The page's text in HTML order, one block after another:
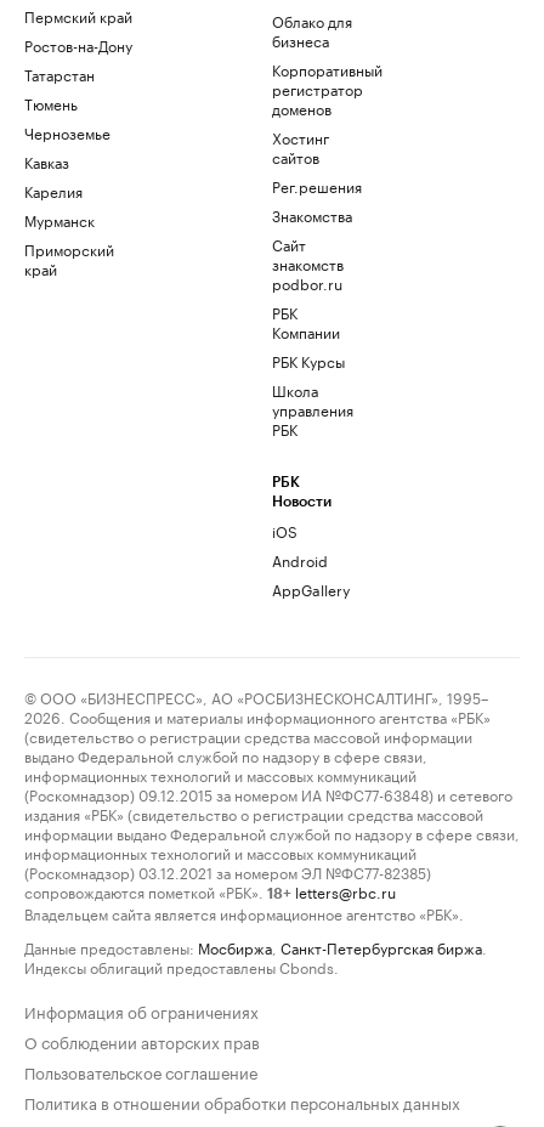
Пермский край
Ростов-на-Дону
Татарстан
Тюмень
Черноземье
Кавказ
Карелия
Мурманск
Приморский
край
Облако для
бизнеса
Корпоративный
регистратор
доменов
Хостинг
сайтов
Рег.решения
Знакомства
Сайт
знакомств
podbor.ru
РБК
Компании
РБК Курсы
Школа
управления
РБК
РБК
Новости
iOS
Android
AppGallery
© ООО «БИЗНЕСПРЕСС», АО «РОСБИЗНЕСКОНСАЛТИНГ», 1995–
2026. Сообщения и материалы информационного агентства «РБК»
(свидетельство о регистрации средства массовой информации
выдано Федеральной службой по надзору в сфере связи,
информационных технологий и массовых коммуникаций
(Роскомнадзор) 09.12.2015 за номером ИА №ФС77-63848) и сетевого
издания «РБК» (свидетельство о регистрации средства массовой
информации выдано Федеральной службой по надзору в сфере связи,
информационных технологий и массовых коммуникаций
(Роскомнадзор) 03.12.2021 за номером ЭЛ №ФС77-82385)
сопровождаются пометкой «РБК».
18+ letters@rbc.ru
Владельцем сайта является информационное агентство «РБК».
Данные предоставлены: Мосбиржа Санкт-Петербургская биржа
Индексы облигаций предоставлены Cbonds.
Информация об ограничениях
О соблюдении авторских прав
Пользовательское соглашение
Политика в отношении обработки персональных данных